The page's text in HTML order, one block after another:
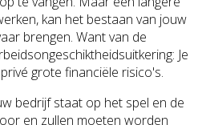
kan het bestaan van jouw
brengen. Want van de
Je
grote financiële risico's.
bedrijf staat op het spel en de
en zullen moeten worden